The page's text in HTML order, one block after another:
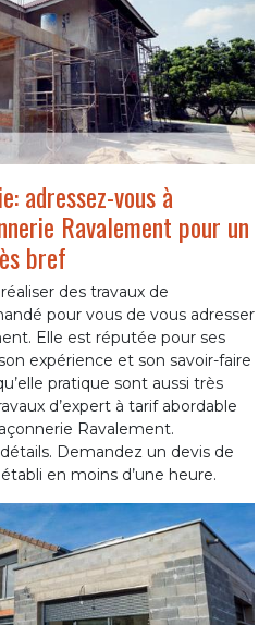
adressez-vous à
Ravalement pour un
bref
des travaux de
pour vous de vous adresser
Elle est réputée pour ses
expérience et son savoir-faire
pratique sont aussi très
d’expert à tarif abordable
Ravalement.
Demandez un devis de
en moins d’une heure.